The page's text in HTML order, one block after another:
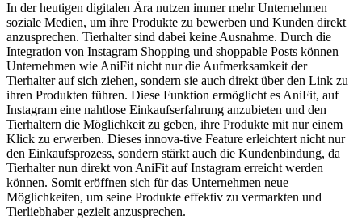
In der heutigen digitalen Ära nutzen immer mehr Unternehmen
soziale Medien, um ihre Produkte zu bewerben und Kunden direkt
anzusprechen. Tierhalter sind dabei keine Ausnahme. Durch die
Integration von Instagram Shopping und shoppable Posts können
Unternehmen wie AniFit nicht nur die Aufmerksamkeit der
Tierhalter auf sich ziehen, sondern sie auch direkt über den Link zu
ihren Produkten führen. Diese Funktion ermöglicht es AniFit, auf
Instagram eine nahtlose Einkaufserfahrung anzubieten und den
Tierhaltern die Möglichkeit zu geben, ihre Produkte mit nur einem
Klick zu erwerben. Dieses innova-tive Feature erleichtert nicht nur
den Einkaufsprozess, sondern stärkt auch die Kundenbindung, da
Tierhalter nun direkt von AniFit auf Instagram erreicht werden
können. Somit eröffnen sich für das Unternehmen neue
Möglichkeiten, um seine Produkte effektiv zu vermarkten und
Tierliebhaber gezielt anzusprechen.